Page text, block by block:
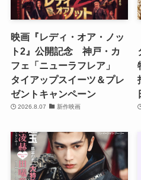
映画『レディ・オア・ノッ
ト2』公開記念 神戸・カ
フェ「ニューラフレア」
タイアップスイーツ＆プレ
ゼントキャンペーン
2026.8.07 新作映画